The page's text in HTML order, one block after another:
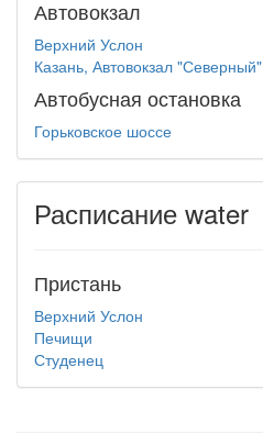
Автовокзал
Верхний Услон
Казань, Автовокзал "Северный"
Автобусная остановка
Горьковское шоссе
Расписание water
Пристань
Верхний Услон
Печищи
Студенец